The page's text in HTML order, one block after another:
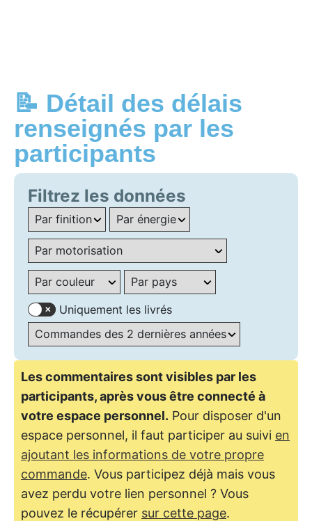
📝 Détail des délais
renseignés par les
participants
Filtrez les données
Uniquement les livrés
Les commentaires sont visibles par les
participants, après vous être connecté à
votre espace personnel. Pour disposer d'un
espace personnel, il faut participer au suivi en
ajoutant les informations de votre propre
commande. Vous participez déjà mais vous
avez perdu votre lien personnel ? Vous
pouvez le récupérer sur cette page.